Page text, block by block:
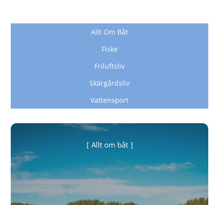
Allt Om Båt
Fiske
Friluftsliv
Skärgårdsliv
Vattensport
Allt om båt